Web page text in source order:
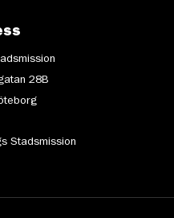
28B
Stadsmission